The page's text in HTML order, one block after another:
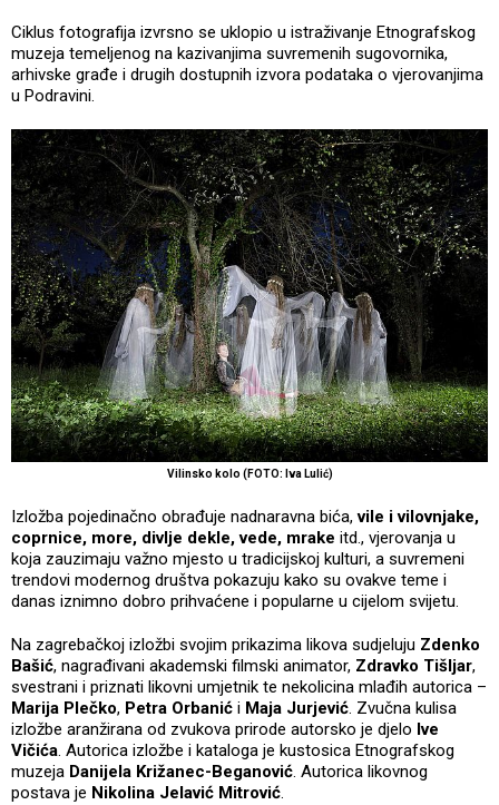
Ciklus fotografija izvrsno se uklopio u istraživanje Etnografskog
muzeja temeljenog na kazivanjima suvremenih sugovornika,
arhivske građe i drugih dostupnih izvora podataka o vjerovanjima
u Podravini.
Vilinsko kolo (FOTO: Iva Lulić)
Izložba pojedinačno obrađuje nadnaravna bića,vile i vilovnjake,
coprnice, more, divlje dekle, vede, mrake itd., vjerovanja u
koja zauzimaju važno mjesto u tradicijskoj kulturi, a suvremeni
trendovi modernog društva pokazuju kako su ovakve teme i
danas iznimno dobro prihvaćene i popularne u cijelom svijetu.
Na zagrebačkoj izložbi svojim prikazima likova sudjeluju Zdenko
Bašić, nagrađivani akademski filmski animator, Zdravko Tišljar,
svestrani i priznati likovni umjetnik te nekolicina mlađih autorica –
Marija Plečko, Petra Orbanić i Maja Jurjević. Zvučna kulisa
izložbe aranžirana od zvukova prirode autorsko je djelo Ive
Vičića. Autorica izložbe i kataloga je kustosica Etnografskog
muzeja Danijela Križanec-Beganović. Autorica likovnog
postava je Nikolina Jelavić Mitrović.